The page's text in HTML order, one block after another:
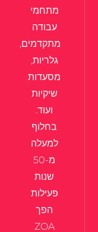
מתחמי
עבודה
מתקדמים,
גלריות,
מסעדות
שיקיות
ועוד.
בחלוף
למעלה
מ-50
שנות
פעילות
הפך
ZOA